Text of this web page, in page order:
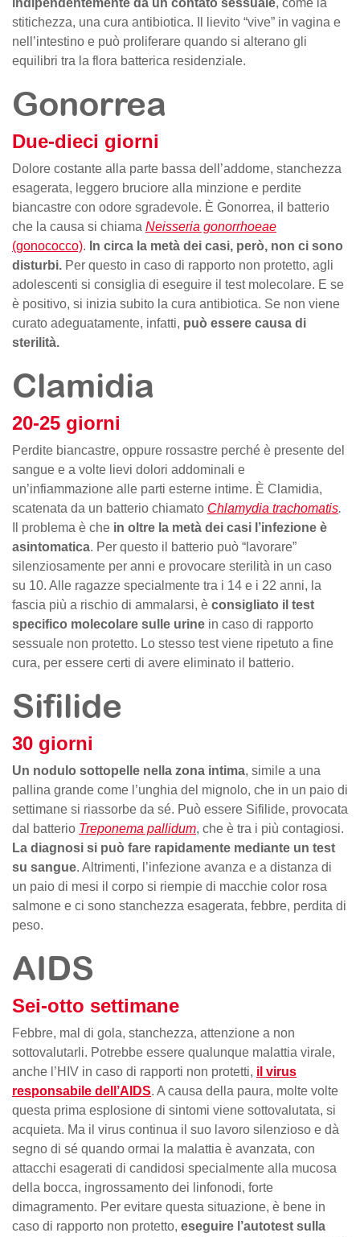
stitichezza, una cura antibiotica. Il lievito “vive” in vagina e
nell’intestino e può proliferare quando si alterano gli
equilibri tra la flora batterica residenziale.
Gonorrea
Due-dieci giorni
Dolore costante alla parte bassa dell’addome, stanchezza
esagerata, leggero bruciore alla minzione e perdite
biancastre con odore sgradevole. È Gonorrea, il batterio
che la causa si chiama Neisseria gonorrhoeae
(gonococco). In circa la metà dei casi, però, non ci sono
disturbi. Per questo in caso di rapporto non protetto, agli
adolescenti si consiglia di eseguire il test molecolare. E se
è positivo, si inizia subito la cura antibiotica. Se non viene
curato adeguatamente, infatti, può essere causa di
sterilità.
Clamidia
20-25 giorni
Perdite biancastre, oppure rossastre perché è presente del
sangue e a volte lievi dolori addominali e
un’infiammazione alle parti esterne intime. È Clamidia,
scatenata da un batterio chiamato Chlamydia trachomatis.
Il problema è che in oltre la metà dei casi l’infezione è
asintomatica. Per questo il batterio può “lavorare”
silenziosamente per anni e provocare sterilità in un caso
su 10. Alle ragazze specialmente tra i 14 e i 22 anni, la
fascia più a rischio di ammalarsi, è consigliato il test
specifico molecolare sulle urine in caso di rapporto
sessuale non protetto. Lo stesso test viene ripetuto a fine
cura, per essere certi di avere eliminato il batterio.
Sifilide
30 giorni
Un nodulo sottopelle nella zona intima, simile a una
pallina grande come l’unghia del mignolo, che in un paio di
settimane si riassorbe da sé. Può essere Sifilide, provocata
dal batterio Treponema pallidum, che è tra i più contagiosi.
La diagnosi si può fare rapidamente mediante un test
su sangue. Altrimenti, l’infezione avanza e a distanza di
un paio di mesi il corpo si riempie di macchie color rosa
salmone e ci sono stanchezza esagerata, febbre, perdita di
peso.
AIDS
Sei-otto settimane
Febbre, mal di gola, stanchezza, attenzione a non
sottovalutarli. Potrebbe essere qualunque malattia virale,
anche l’HIV in caso di rapporti non protetti, il virus
responsabile dell’AIDS. A causa della paura, molte volte
questa prima esplosione di sintomi viene sottovalutata, si
acquieta. Ma il virus continua il suo lavoro silenzioso e dà
segno di sé quando ormai la malattia è avanzata, con
attacchi esagerati di candidosi specialmente alla mucosa
della bocca, ingrossamento dei linfonodi, forte
dimagramento. Per evitare questa situazione, è bene in
caso di rapporto non protetto, eseguire l’autotest sulla